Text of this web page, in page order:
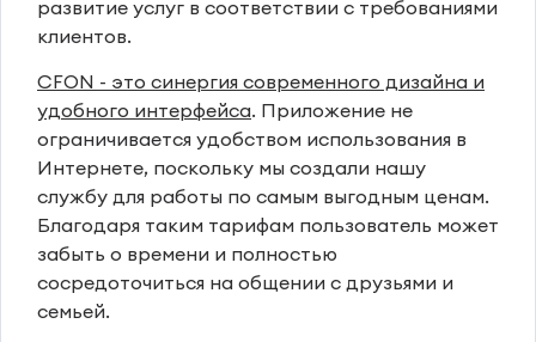
развитие услуг в соответствии с требованиями
клиентов.
CFON - это синергия современного дизайна и
удобного интерфейса. Приложение не
ограничивается удобством использования в
Интернете, поскольку мы создали нашу
службу для работы по самым выгодным ценам.
Благодаря таким тарифам пользователь может
забыть о времени и полностью
сосредоточиться на общении с друзьями и
семьей.